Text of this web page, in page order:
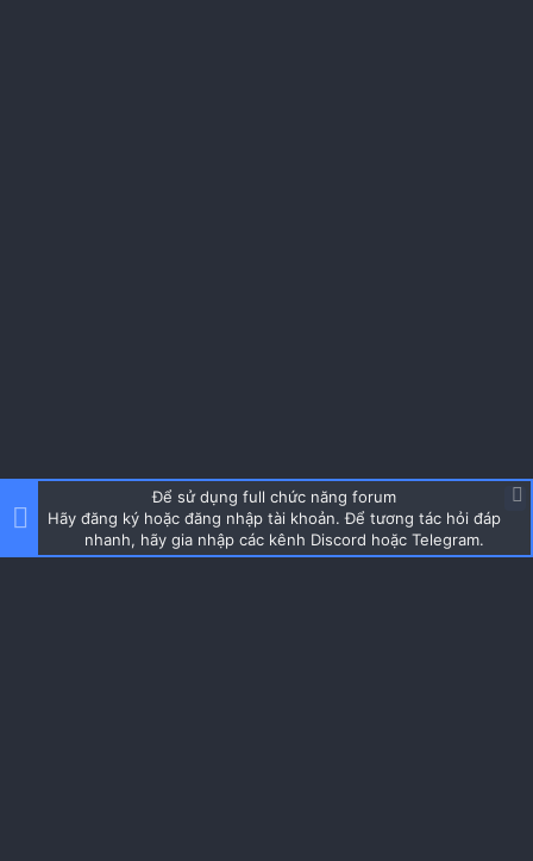
Để sử dụng full chức năng forum
Hãy đăng ký hoặc đăng nhập tài khoản. Để tương tác hỏi đáp
nhanh, hãy gia nhập các kênh Discord hoặc Telegram.